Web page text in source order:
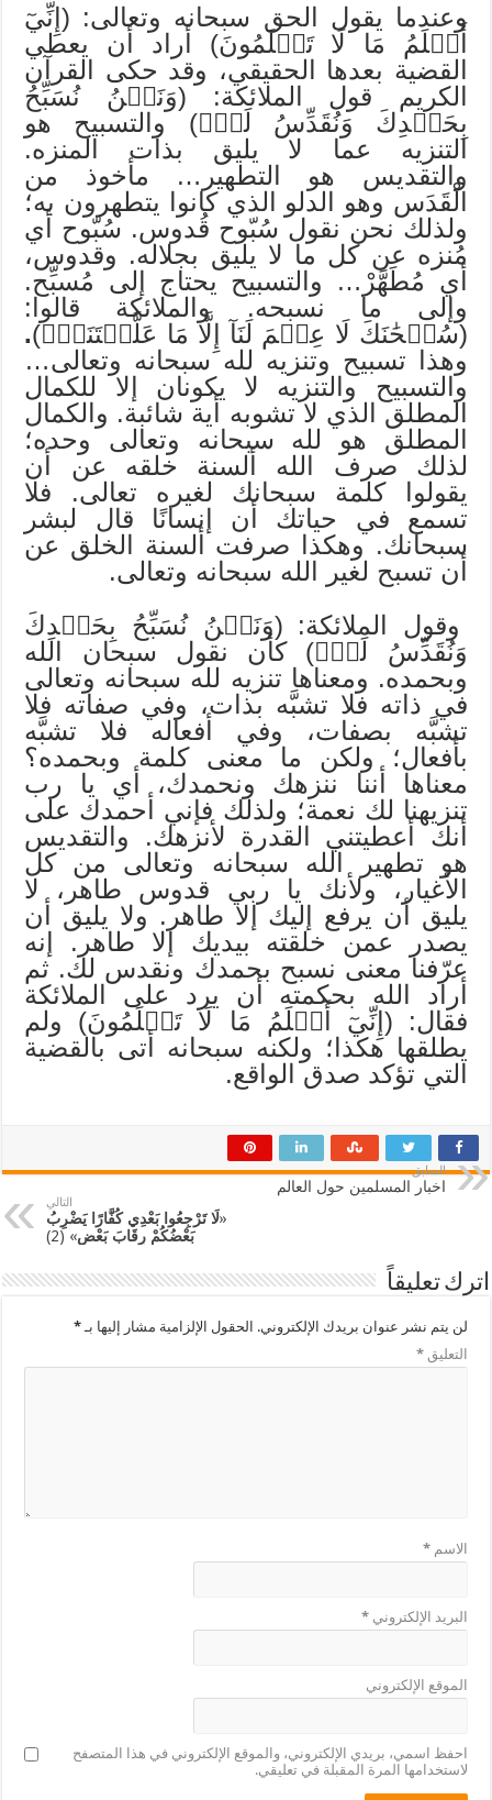
وعندما يقول الحق سبحانه وتعالى: (إِنِّيٓ
أَعۡلَمُ مَا لَا تَعۡلَمُونَ) أراد أن يعطي
القضية بعدها الحقيقي، وقد حكى القرآن
الكريم قول الملائكة: (وَنَحۡنُ نُسَبِّحُ
بِحَمۡدِكَ وَنُقَدِّسُ لَكَۖ) والتسبيح هو
التنزيه عما لا يليق بذات المنزه.
والتقديس هو التطهير… مأخوذ من
الْقَدَس وهو الدلو الذي كانوا يتطهرون به؛
ولذلك نحن نقول سُبّوح قُدوس. سُبّوح أي
مُنزه عن كل ما لا يليق بجلاله. وقدوس،
أي مُطَهَّرْ… والتسبيح يحتاج إلى مُسبِّح.
وإلى ما نسبحه. والملائكة قالوا:
(سُبۡحَٰنَكَ لَا عِلۡمَ لَنَآ إِلَّا مَا عَلَّمۡتَنَآۖ).
وهذا تسبيح وتنزيه لله سبحانه وتعالى…
والتسبيح والتنزيه لا يكونان إلا للكمال
المطلق الذي لا تشوبه أية شائبة. والكمال
المطلق هو لله سبحانه وتعالى وحده؛
لذلك صرف الله ألسنة خلقه عن أن
يقولوا كلمة سبحانك لغيره تعالى. فلا
تسمع في حياتك أن إنسانًا قال لبشر
سبحانك. وهكذا صرفت ألسنة الخلق عن
أن تسبح لغير الله سبحانه وتعالى.
وقول الملائكة: (وَنَحۡنُ نُسَبِّحُ بِحَمۡدِكَ
وَنُقَدِّسُ لَكَۖ) كأن نقول سبحان الله
وبحمده. ومعناها تنزيه لله سبحانه وتعالى
في ذاته فلا تشبَّه بذات، وفي صفاته فلا
تشبَّه بصفات، وفي أفعاله فلا تشبَّه
بأفعال؛ ولكن ما معنى كلمة وبحمده؟
معناها أننا ننزهك ونحمدك، أي يا رب
تنزيهنا لك نعمة؛ ولذلك فإني أحمدك على
أنك أعطيتني القدرة لأنزهك. والتقديس
هو تطهير الله سبحانه وتعالى من كل
الأغيار، ولأنك يا ربي قدوس طاهر، لا
يليق أن يرفع إليك إلا طاهر. ولا يليق أن
يصدر عمن خلقته بيديك إلا طاهر. إنه
عرّفنا معنى نسبح بحمدك ونقدس لك. ثم
أراد الله بحكمته أن يرد على الملائكة
فقال: (إِنِّيٓ أَعۡلَمُ مَا لَا تَعۡلَمُونَ) ولم
يطلقها هكذا؛ ولكنه سبحانه أتى بالقضية
التي تؤكد صدق الواقع.
السابق
اخبار المسلمين حول العالم
التالي
«لَا تَرْجِعُوا بَعْدِي كُفَّارًا يَضْرِبُ
بَعْضُكُمْ رِقَابَ بَعْضٍ» (2)
اترك تعليقاً
لن يتم نشر عنوان بريدك الإلكتروني. الحقول الإلزامية مشار إليها بـ*
التعليق*
الاسم*
البريد الإلكتروني*
الموقع الإلكتروني
احفظ اسمي، بريدي الإلكتروني، والموقع الإلكتروني في هذا المتصفح
لاستخدامها المرة المقبلة في تعليقي.